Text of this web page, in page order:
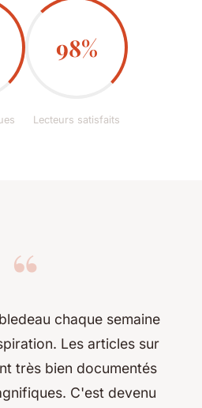
98%
Lecteurs satisfaits
“
chaque semaine
Les articles sur
très bien documentés
C'est devenu